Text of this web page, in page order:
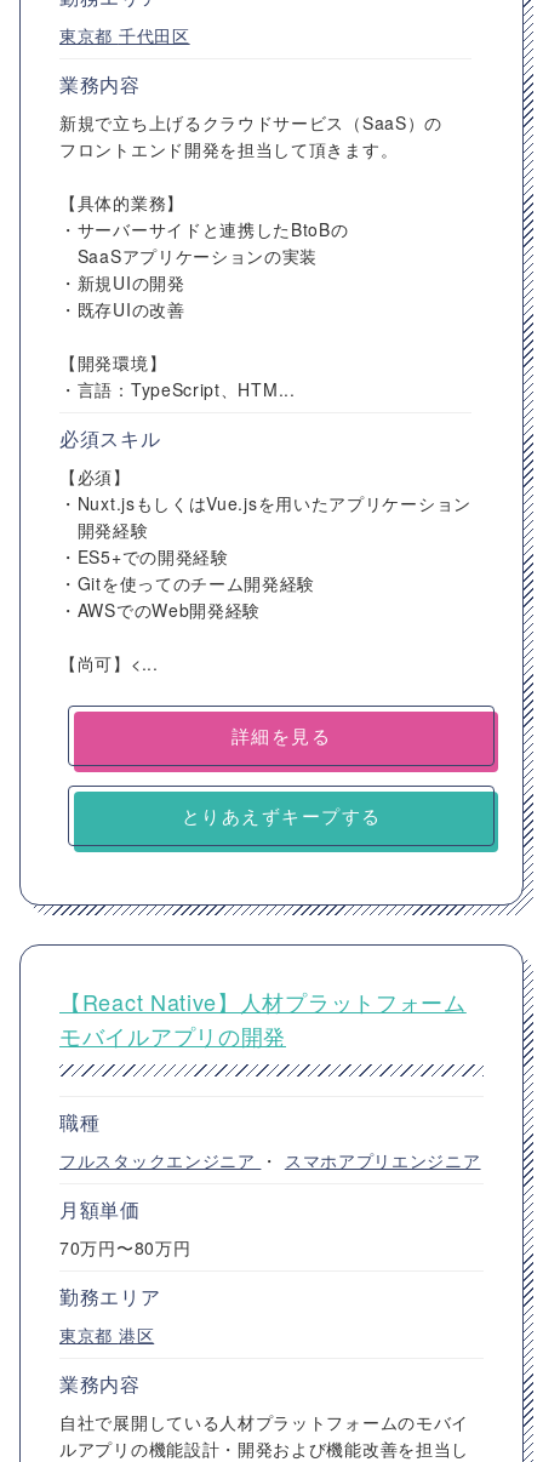
東京都 千代田区
業務内容
新規で立ち上げるクラウドサービス（SaaS）の
フロントエンド開発を担当して頂きます。
【具体的業務】
・サーバーサイドと連携したBtoBの
SaaSアプリケーションの実装
・新規UIの開発
・既存UIの改善
【開発環境】
・言語：TypeScript、HTM...
必須スキル
【必須】
・Nuxt.jsもしくはVue.jsを用いたアプリケーション
開発経験
・ES5+での開発経験
・Gitを使ってのチーム開発経験
・AWSでのWeb開発経験
【尚可】<...
詳細を見る
とりあえずキープする
【React Native】人材プラットフォーム
モバイルアプリの開発
職種
フルスタックエンジニア ・ スマホアプリエンジニア
月額単価
70万円〜80万円
勤務エリア
東京都 港区
業務内容
自社で展開している人材プラットフォームのモバイ
ルアプリの機能設計・開発および機能改善を担当し